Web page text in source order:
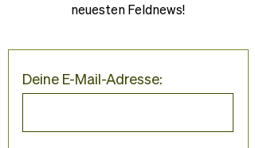
neuesten Feldnews!
Deine E-Mail-Adresse: